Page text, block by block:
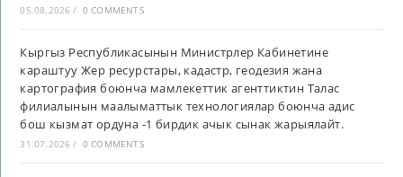
05.08.2026 / 0 COMMENTS
Кыргыз Республикасынын Министрлер Кабинетине
караштуу Жер ресурстары, кадастр, геодезия жана
картография боюнча мамлекеттик агенттиктин Талас
филиалынын маалыматтык технологиялар боюнча адис
бош кызмат ордуна -1 бирдик ачык сынак жарыялайт.
31.07.2026 / 0 COMMENTS